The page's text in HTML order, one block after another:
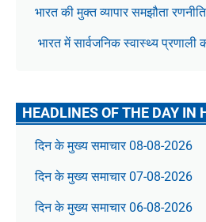
भारत की मुक्त व्यापार समझौता
भारत में सार्वजनिक स्वास्थ्य
HEADLINES OF THE DAY IN
दिन के मुख्य समाचार 08-08-2026
दिन के मुख्य समाचार 07-08-2026
दिन के मुख्य समाचार 06-08-2026